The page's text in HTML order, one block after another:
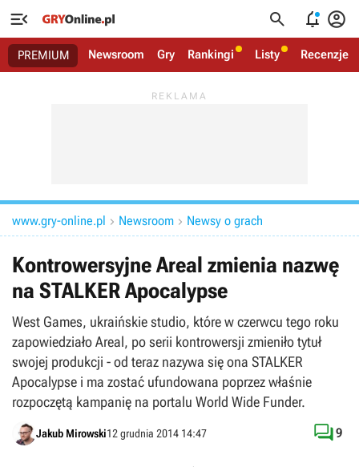
   
PREMIUM Newsroom Gry Rankingi Listy Recenzje
www.gry-online.pl  Newsroom  Newsy o grach
Kontrowersyjne Areal zmienia nazwę
na STALKER Apocalypse
West Games, ukraińskie studio, które w czerwcu tego roku
zapowiedziało Areal, po serii kontrowersji zmieniło tytuł
swojej produkcji - od teraz nazywa się ona STALKER
Apocalypse i ma zostać ufundowana poprzez właśnie
rozpoczętą kampanię na portalu World Wide Funder.
Jakub Mirowski12 grudnia 2014 14:47 9